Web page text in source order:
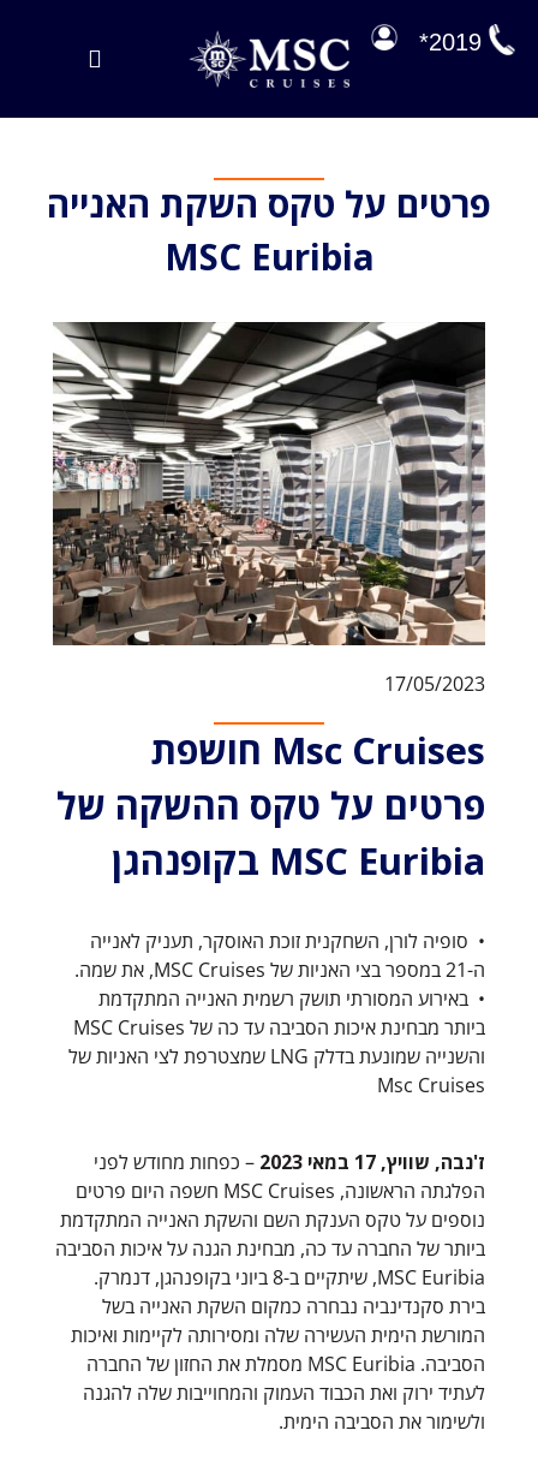
לתוכן
Toggle
הפלגות שלנו
EXPLORA JOURNEYS
2019*
פרטים על טקס השקת האנייה
MSC Euribia
17/05/2023
Msc Cruises חושפת
פרטים על טקס ההשקה של
MSC Euribia בקופנהגן
• סופיה לורן, השחקנית זוכת האוסקר, תעניק לאנייה
ה-21 במספר בצי האניות של MSC Cruises, את שמה.
• באירוע המסורתי תושק רשמית האנייה המתקדמת
ביותר מבחינת איכות הסביבה עד כה של MSC Cruises
והשנייה שמונעת בדלק LNG שמצטרפת לצי האניות של
Msc Cruises
ז'נבה, שוויץ, 17 במאי 2023
– כפחות מחודש לפני
הפלגתה הראשונה, MSC Cruises חשפה היום פרטים
נוספים על טקס הענקת השם והשקת האנייה המתקדמת
ביותר של החברה עד כה, מבחינת הגנה על איכות הסביבה
MSC Euribia, שיתקיים ב-8 ביוני בקופנהגן, דנמרק.
בירת סקנדינביה נבחרה כמקום השקת האנייה בשל
המורשת הימית העשירה שלה ומסירותה לקיימות ואיכות
הסביבה. MSC Euribia מסמלת את החזון של החברה
לעתיד ירוק ואת הכבוד העמוק והמחוייבות שלה להגנה
ולשימור את הסביבה הימית.